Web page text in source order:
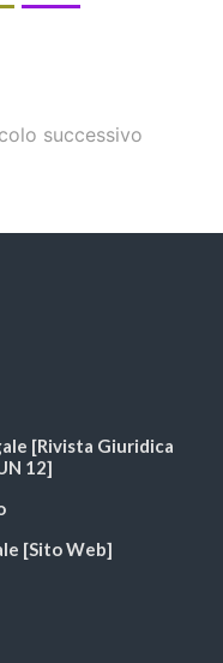
successivo
[Rivista Giuridica
12]
[Sito Web]